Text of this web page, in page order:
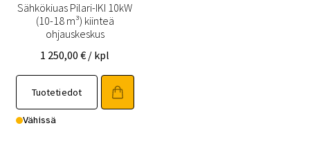
Sähkökiuas Pilari-IKI 10kW
(10-18 m³) kiinteä
ohjauskeskus
1 250,00€ / kpl
Tuotetiedot
Vähissä